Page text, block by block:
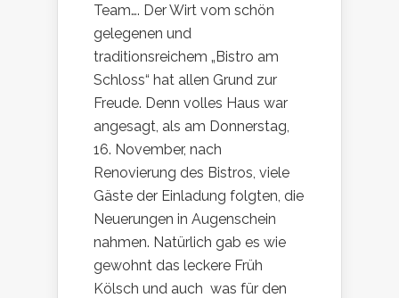
Team…. Der Wirt vom schön
gelegenen und
traditionsreichem „Bistro am
Schloss“ hat allen Grund zur
Freude. Denn volles Haus war
angesagt, als am Donnerstag,
16. November, nach
Renovierung des Bistros, viele
Gäste der Einladung folgten, die
Neuerungen in Augenschein
nahmen. Natürlich gab es wie
gewohnt das leckere Früh
Kölsch und auch was für den